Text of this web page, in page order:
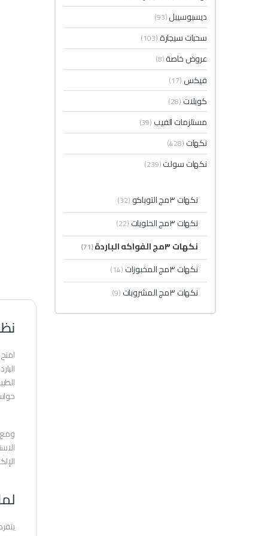
ديسبوسيبل(93)
سحبات سيجارة(103)
عروض خاصة(8)
فيكس (17)
كويلات (28)
مستلزمات الفيب (39)
نكهات (428)
نكهات سولت(239)
نكهات ٣مج التوباكو (32)
نكهات ٣مج الحلويات (22)
نكهات ٣مج الفواكه الباردة (71)
نكهات ٣مج المخبوزات (14)
نكهات ٣مج المشروبات (9)